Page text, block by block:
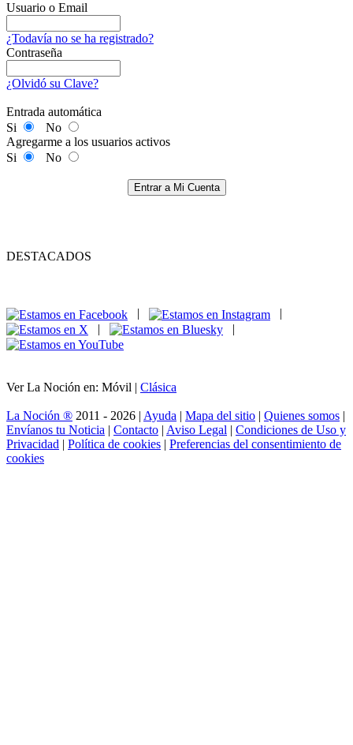
Usuario o Email
¿Todavía no se ha registrado?
Contraseña
¿Olvidó su Clave?
Entrada automática
Si
No
Agregarme a los usuarios activos
Si
No
Entrar a Mi Cuenta
DESTACADOS
|
|
Ver La Noción en: Móvil | Clásica
La Noción ® 2011 - 2026 | Ayuda | Mapa del sitio | Quienes somos |
Envíanos tu Noticia | Contacto | Aviso Legal | Condiciones de Uso y
Privacidad | Política de cookies | Preferencias del consentimiento de
cookies